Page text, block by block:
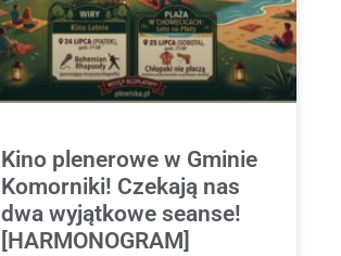
Kino plenerowe w Gminie
Komorniki! Czekają nas
dwa wyjątkowe seanse!
[HARMONOGRAM]